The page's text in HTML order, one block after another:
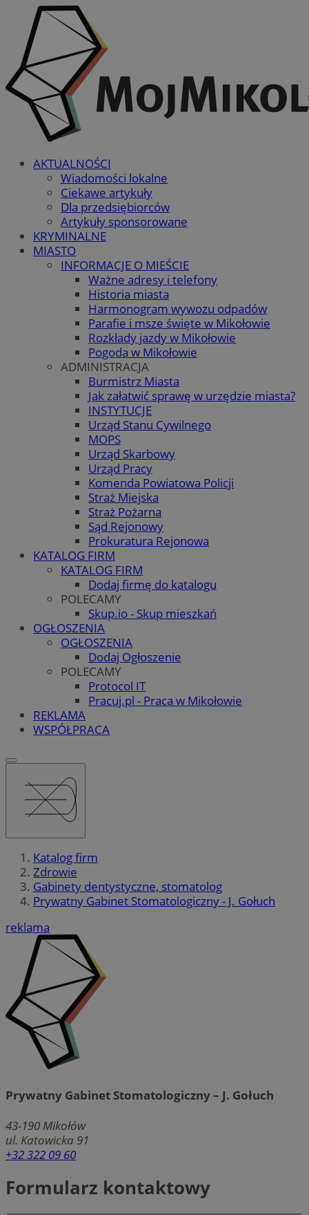
AKTUALNOŚCI
Wiadomości lokalne
Ciekawe artykuły
Dla przedsiębiorców
Artykuły sponsorowane
KRYMINALNE
MIASTO
INFORMACJE O MIEŚCIE
Ważne adresy i telefony
Historia miasta
Harmonogram wywozu odpadów
Parafie i msze święte w Mikołowie
Rozkłady jazdy w Mikołowie
Pogoda w Mikołowie
ADMINISTRACJA
Burmistrz Miasta
Jak załatwić sprawę w urzędzie miasta?
INSTYTUCJE
Urząd Stanu Cywilnego
MOPS
Urząd Skarbowy
Urząd Pracy
Komenda Powiatowa Policji
Straż Miejska
Straż Pożarna
Sąd Rejonowy
Prokuratura Rejonowa
KATALOG FIRM
KATALOG FIRM
Dodaj firmę do katalogu
POLECAMY
Skup.io - Skup mieszkań
OGŁOSZENIA
OGŁOSZENIA
Dodaj Ogłoszenie
POLECAMY
Protocol IT
Pracuj.pl - Praca w Mikołowie
REKLAMA
WSPÓŁPRACA
Katalog firm
Zdrowie
Gabinety dentystyczne, stomatolog
Prywatny Gabinet Stomatologiczny - J. Gołuch
reklama
Prywatny Gabinet Stomatologiczny – J. Gołuch
43-190 Mikołów
ul. Katowicka 91
+32 322 09 60
Formularz kontaktowy